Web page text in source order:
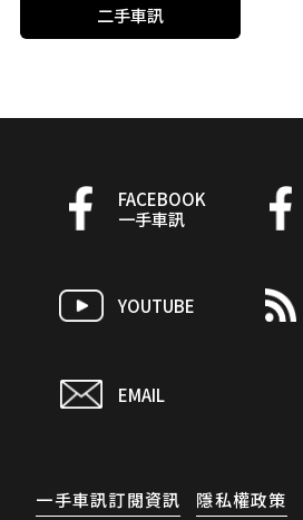
二手車訊
FACEBOOK
一手車訊
YOUTUBE
EMAIL
一手車訊訂閱資訊 隱私權政策